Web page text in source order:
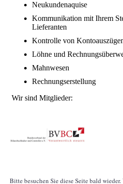
Neukundenaquise
Kommunikation mit Ihrem
Lieferanten
Kontrolle von
Löhne und
Mahnwesen
Rechnungserstellung
Wir sind Mitglieder:
Bitte besuchen Sie diese Seite bald